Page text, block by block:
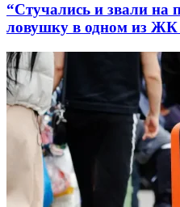
“Стучались и звали
ловушку в одном из